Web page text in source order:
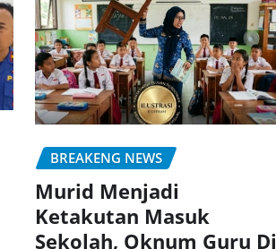
BREAKENG NEWS
Murid Menjadi
Ketakutan Masuk
Sekolah, Oknum Guru Di